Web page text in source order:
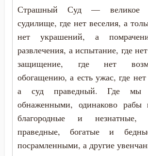
Таинство
Творения святых
Терпение
Трезвение
Троица
Страшный Суд — великое
судилище, где нет веселия, а
нет украшений, а
развлечения, а испытание, где
защищение, где нет
обогащению, а есть ужас, где
а суд праведный. Где мы
обнаженными, одинаково рабы
благородные и
праведные, богатые и
посрамленными, а другие